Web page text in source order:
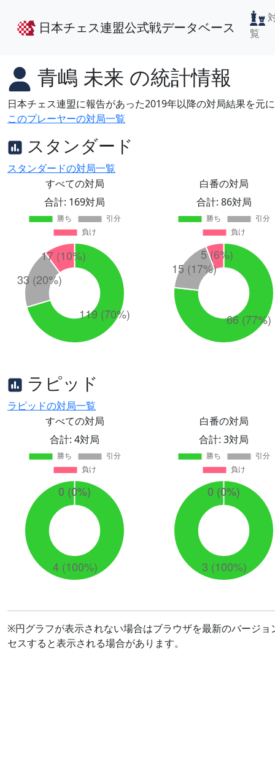
日本チェス連盟公式戦データベース
覧
青嶋 未来 の統計情報
日本チェス連盟に報告があった2019年以降の対局結果を元
このプレーヤーの対局一覧
スタンダード
スタンダードの対局一覧
すべての対局
合計: 169対局
白番の対局
合計: 86対局
ラピッド
ラピッドの対局一覧
すべての対局
合計: 4対局
白番の対局
合計: 3対局
※円グラフが表示されない場合はブラウザを最新のバージ
セスすると表示される場合があります。